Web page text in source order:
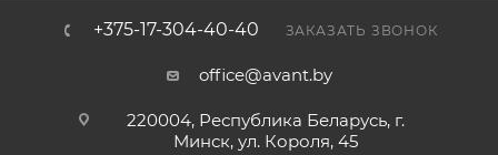
+375-17-304-40-40 ЗАКАЗАТЬ ЗВОНОК
office@avant.by
220004, Республика Беларусь, г.
Минск, ул. Короля, 45